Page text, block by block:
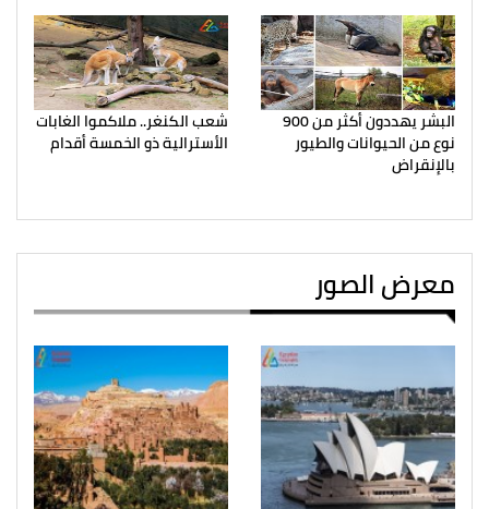
البشر يهددون أكثر من 900
نوع من الحيوانات والطيور
بالإنقراض
شعب الكنغر.. ملاكموا الغابات
الأسترالية ذو الخمسة أقدام
معرض الصور